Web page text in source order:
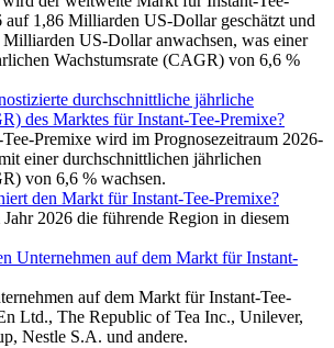
auf 1,86 Milliarden US-Dollar geschätzt und
US-Dollar anwachsen, was einer
Wachstumsrate (CAGR) von 6,6 %
durchschnittliche jährliche
des Marktes für Instant-Tee-Premixe?
Premixe wird im Prognosezeitraum 2026-
einer durchschnittlichen jährlichen
von 6,6 % wachsen.
den Markt für Instant-Tee-Premixe?
2026 die führende Region in diesem
Unternehmen auf dem Markt für Instant-
auf dem Markt für Instant-Tee-
Ltd., The Republic of Tea Inc., Unilever,
Nestle S.A. und andere.